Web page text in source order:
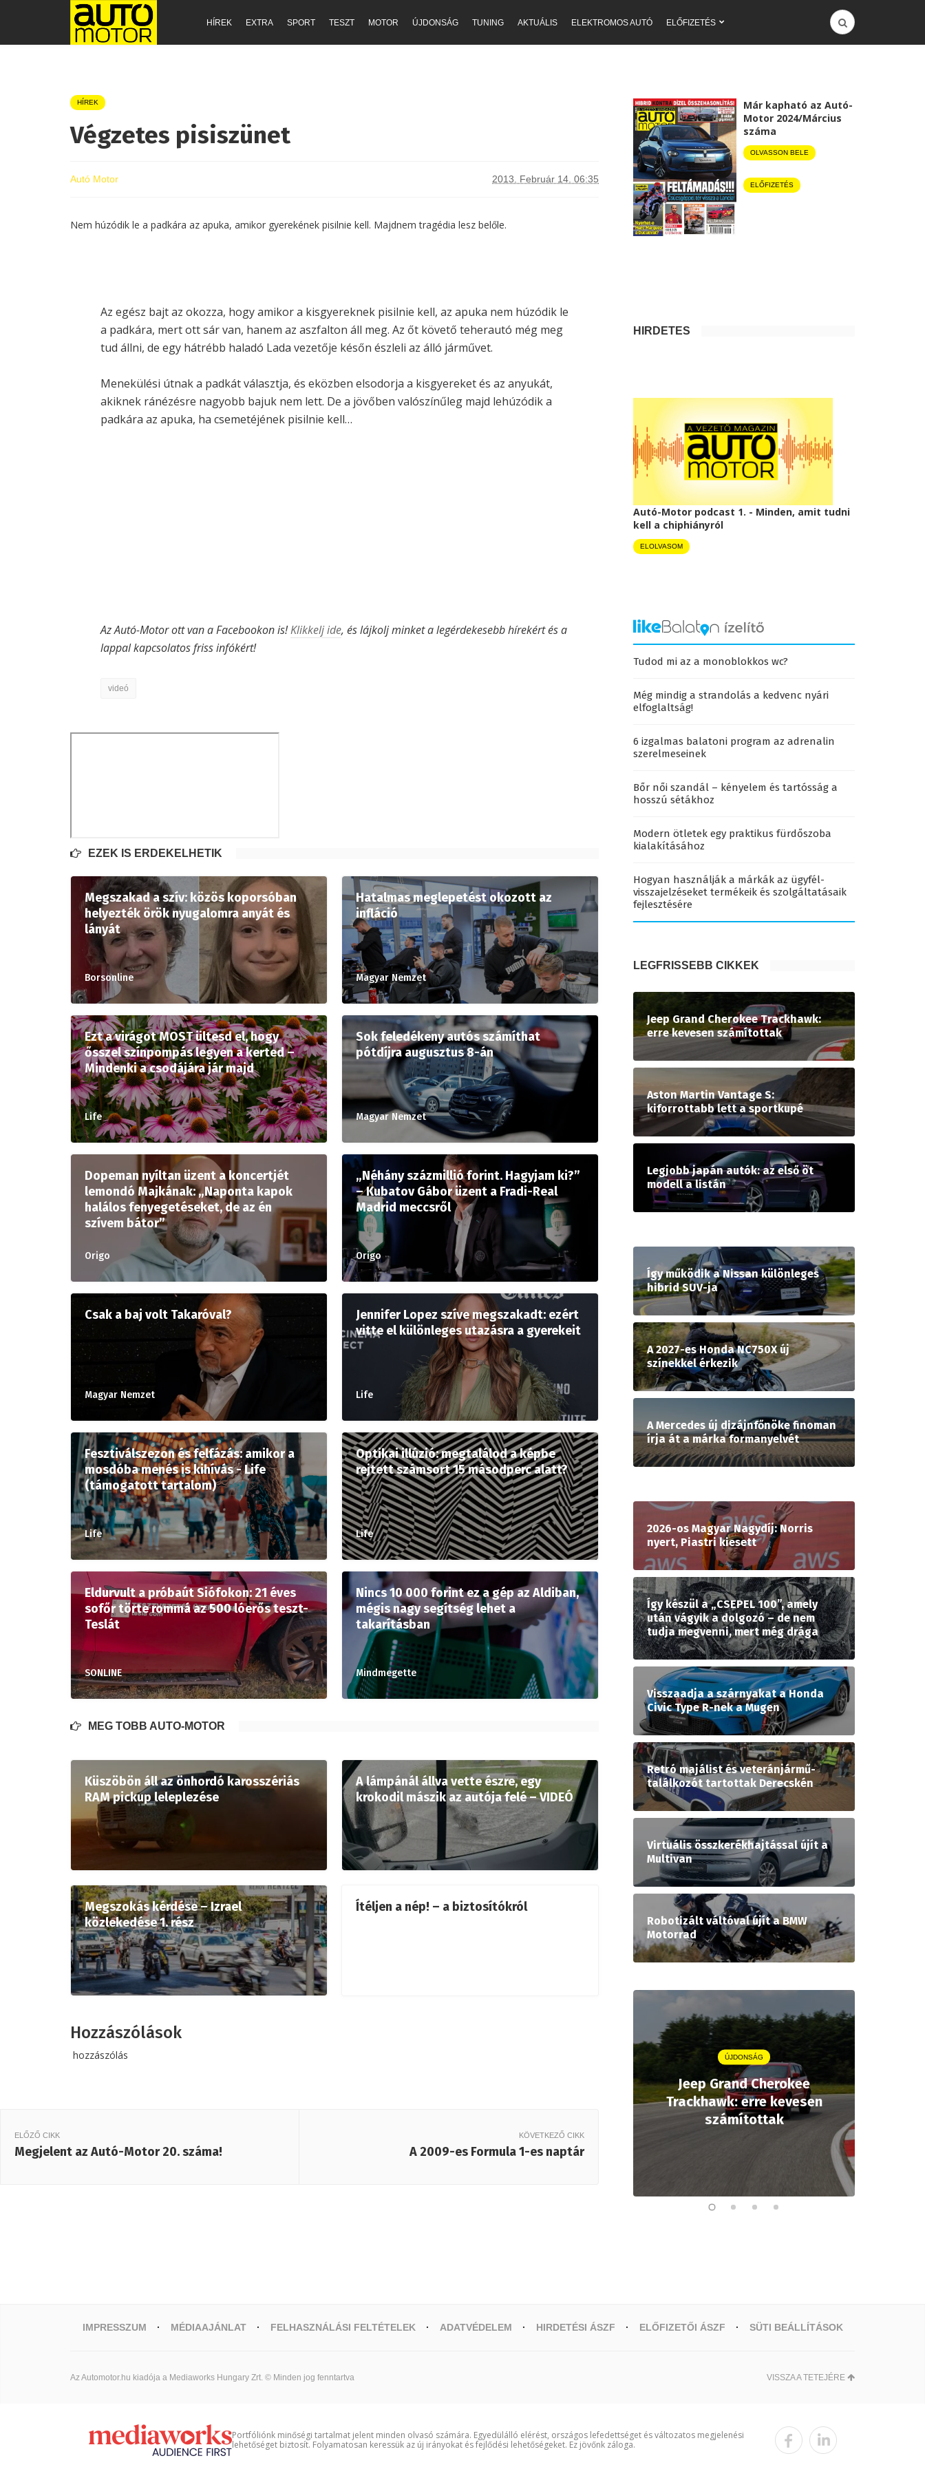
HÍREK EXTRA SPORT TESZT MOTOR ÚJDONSÁG TUNING AKTUÁLIS ELEKTROMOS AUTÓ ELŐFIZETÉS
HÍREK
Végzetes pisiszünet
Autó Motor 2013. Február 14. 06:35
Nem húzódik le a padkára az apuka, amikor gyerekének pisilnie kell. Majdnem tragédia lesz belőle.
Az egész bajt az okozza, hogy amikor a kisgyereknek pisilnie kell, az apuka nem húzódik le
a padkára, mert ott sár van, hanem az aszfalton áll meg. Az őt követő teherautó még meg
tud állni, de egy hátrébb haladó Lada vezetője későn észleli az álló járművet.
Menekülési útnak a padkát választja, és eközben elsodorja a kisgyereket és az anyukát,
akiknek ránézésre nagyobb bajuk nem lett. De a jövőben valószínűleg majd lehúzódik a
padkára az apuka, ha csemetéjének pisilnie kell…
Az Autó-Motor ott van a Facebookon is!Klikkelj ide, és lájkolj minket a legérdekesebb hírekért és a
lappal kapcsolatos friss infókért!
videó
EZEK IS ÉRDEKELHETIK
Megszakad a szív: közös koporsóban
helyezték örök nyugalomra anyát és
lányát
Borsonline
Hatalmas meglepetést okozott az
infláció
Magyar Nemzet
Ezt a virágot MOST ültesd el, hogy
ősszel színpompás legyen a kerted –
Mindenki a csodájára jár majd
Life
Sok feledékeny autós számíthat
pótdíjra augusztus 8-án
Magyar Nemzet
Dopeman nyíltan üzent a koncertjét
lemondó Majkának: „Naponta kapok
halálos fenyegetéseket, de az én
szívem bátor”
Origo
„Néhány százmillió forint. Hagyjam ki?”
– Kubatov Gábor üzent a Fradi-Real
Madrid meccsről
Origo
Csak a baj volt Takaróval?
Magyar Nemzet
Jennifer Lopez szíve megszakadt: ezért
vitte el különleges utazásra a gyerekeit
Life
Fesztiválszezon és felfázás: amikor a
mosdóba menés is kihívás - Life
(támogatott tartalom)
Life
Optikai illúzió: megtalálod a képbe
rejtett számsort 15 másodperc alatt?
Life
Eldurvult a próbaút Siófokon: 21 éves
sofőr törte rommá az 500 lóerős teszt-
Teslát
SONLINE
Nincs 10 000 forint ez a gép az Aldiban,
mégis nagy segítség lehet a
takarításban
Mindmegette
MÉG TÖBB AUTÓ-MOTOR
Küszöbön áll az önhordó karosszériás
RAM pickup leleplezése
A lámpánál állva vette észre, egy
krokodil mászik az autója felé – VIDEÓ
Megszokás kérdése – Izrael
közlekedése 1. rész
Ítéljen a nép! – a biztosítókról
Hozzászólások
hozzászólás
ELŐZŐ CIKK
Megjelent az Autó-Motor 20. száma!
KÖVETKEZŐ CIKK
A 2009-es Formula 1-es naptár
Már kapható az Autó-
Motor 2024/Március
száma
OLVASSON BELE
ELŐFIZETÉS
HIRDETÉS
Autó-Motor podcast 1. - Minden, amit tudni
kell a chiphiányról
ELOLVASOM
Tudod mi az a monoblokkos wc?
Még mindig a strandolás a kedvenc nyári
elfoglaltság!
6 izgalmas balatoni program az adrenalin
szerelmeseinek
Bőr női szandál – kényelem és tartósság a
hosszú sétákhoz
Modern ötletek egy praktikus fürdőszoba
kialakításához
Hogyan használják a márkák az ügyfél-
visszajelzéseket termékeik és szolgáltatásaik
fejlesztésére
LEGFRISSEBB CIKKEK
Jeep Grand Cherokee Trackhawk:
erre kevesen számítottak
Aston Martin Vantage S:
kiforrottabb lett a sportkupé
Legjobb japán autók: az első öt
modell a listán
Így működik a Nissan különleges
hibrid SUV-ja
A 2027-es Honda NC750X új
színekkel érkezik
A Mercedes új dizájnfőnöke finoman
írja át a márka formanyelvét
2026-os Magyar Nagydíj: Norris
nyert, Piastri kiesett
Így készül a „CSEPEL 100”, amely
után vágyik a dolgozó – de nem
tudja megvenni, mert még drága
Visszaadja a szárnyakat a Honda
Civic Type R-nek a Mugen
Retró majálist és veteránjármű-
találkozót tartottak Derecskén
Virtuális összkerékhajtással újít a
Multivan
Robotizált váltóval újít a BMW
Motorrad
ÚJDONSÁG
Jeep Grand Cherokee
Trackhawk: erre kevesen
számítottak
IMPRESSZUM MÉDIAAJÁNLAT FELHASZNÁLÁSI FELTÉTELEK ADATVÉDELEM HIRDETÉSI ÁSZF ELŐFIZETŐI ÁSZF SÜTI BEÁLLÍTÁSOK
Az Automotor.hu kiadója a Mediaworks Hungary Zrt. © Minden jog fenntartva VISSZA A TETEJÉRE
Portfóliónk minőségi tartalmat jelent minden olvasó számára. Egyedülálló elérést, országos lefedettséget és változatos megjelenési
lehetőséget biztosít. Folyamatosan keressük az új irányokat és fejlődési lehetőségeket. Ez jövőnk záloga.